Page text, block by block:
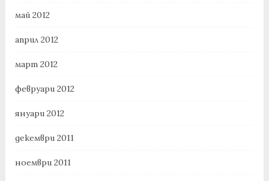
май 2012
април 2012
март 2012
февруари 2012
януари 2012
декември 2011
ноември 2011